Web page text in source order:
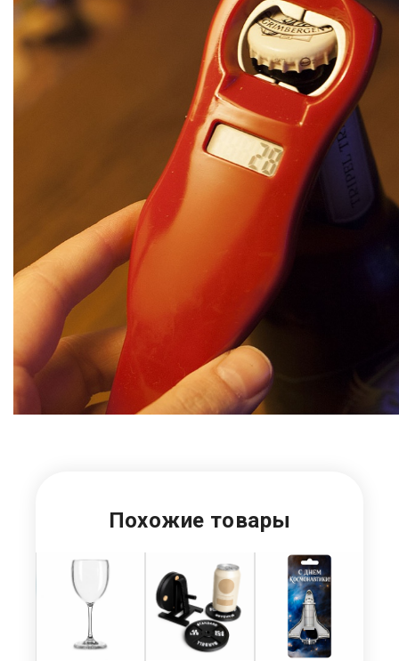
Похожие товары